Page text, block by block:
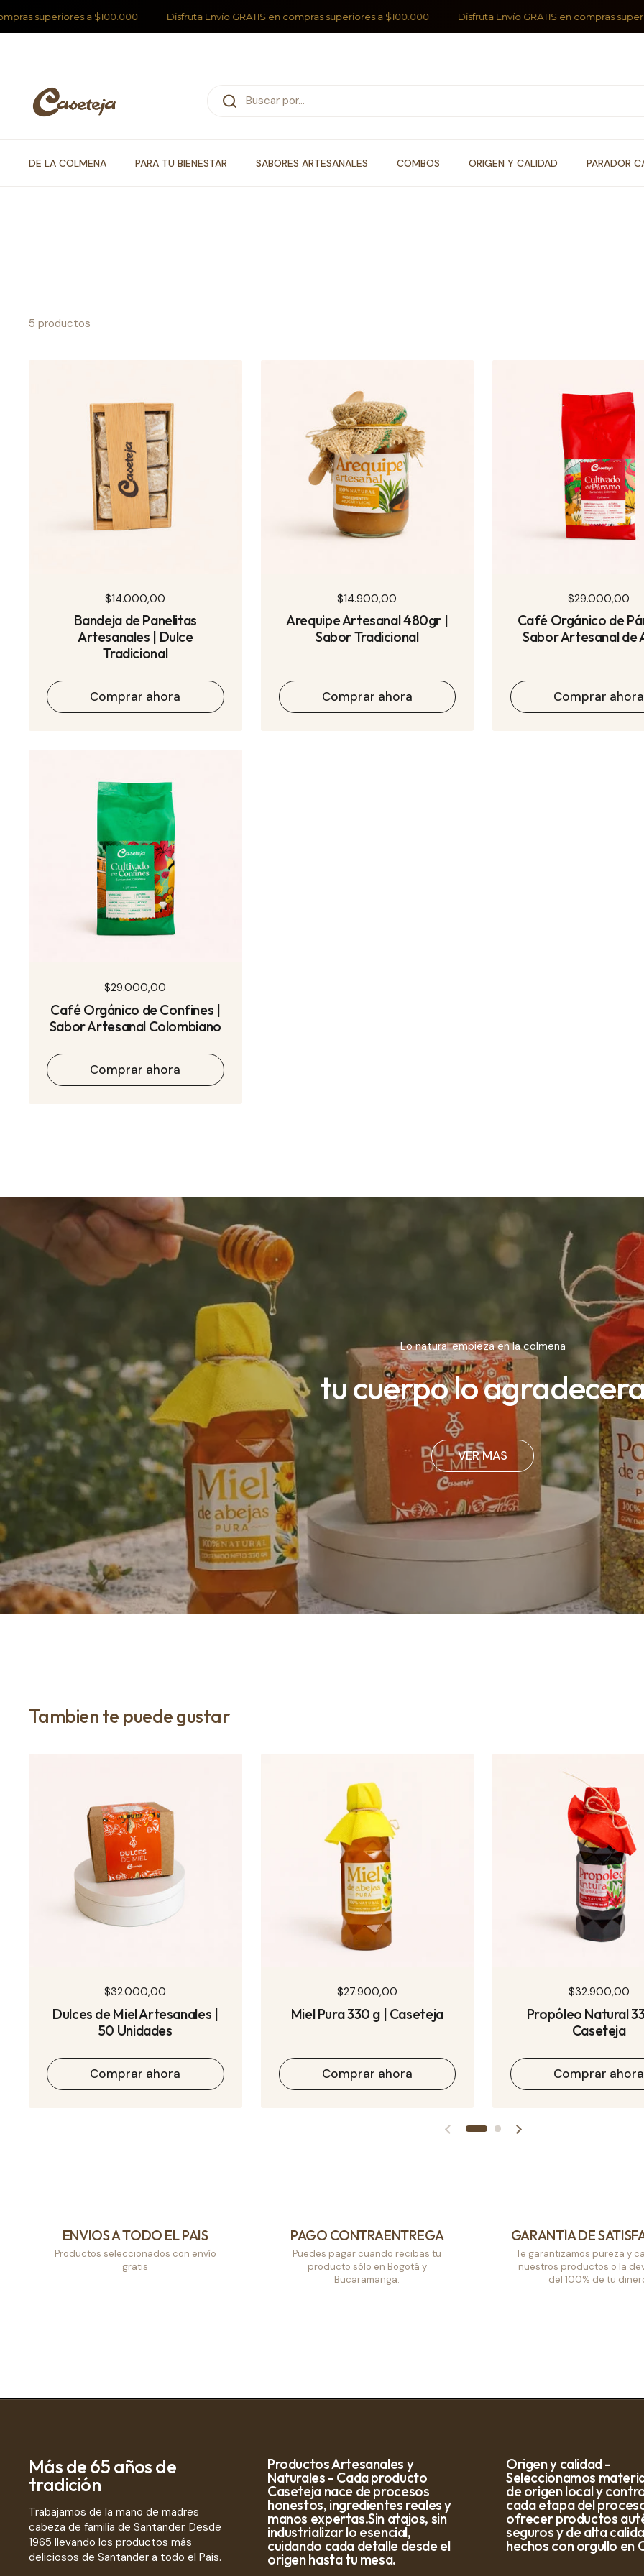
superiores a $100.000 Disfruta Envío GRATIS en compras superiores a $100.000 Disfruta Envío GRATIS en compras superiores
DE LA COLMENA PARA TU BIENESTAR SABORES ARTESANALES COMBOS ORIGEN Y CALIDAD PARADOR
5 productos
Precio normal
$14.000,00
Bandeja de Panelitas
Artesanales | Dulce
Tradicional
Comprar ahora
Precio normal
$14.900,00
Arequipe Artesanal 480gr |
Sabor Tradicional
Comprar ahora
Precio normal
$29.000,00
Café Orgánico de
Sabor Artesanal de
Comprar ahora
Precio normal
$29.000,00
Café Orgánico de Confines |
Sabor Artesanal Colombiano
Comprar ahora
Lo natural empieza en la colmena
tu cuerpo lo
VER MAS
Tambien te puede gustar
Precio normal
$32.000,00
Dulces de Miel Artesanales |
50 Unidades
Comprar ahora
Precio normal
$27.900,00
Miel Pura 330 g | Caseteja
Comprar ahora
Precio normal
$32.900,00
Propóleo Natural
Caseteja
Comprar ahora
Diapositiva anteriorSiguiente diapositiva
ENVIOS A TODO EL PAIS
Productos seleccionados con envío
gratis
PAGO CONTRAENTREGA
Puedes pagar cuando recibas tu
producto sólo en Bogotá y
Bucaramanga.
GARANTÍA DE
Te garantizamos pureza y
nuestros productos o la
del 100% de tu
Más de 65 años de
tradición
Trabajamos de la mano de madres
cabeza de familia de Santander. Desde
1965 llevando los productos más
deliciosos de Santander a todo el País.
Productos Artesanales y
Naturales - Cada producto
Caseteja nace de procesos
honestos, ingredientes reales y
manos expertas.Sin atajos, sin
industrializar lo esencial,
cuidando cada detalle desde el
origen hasta tu mesa.
Origen y calidad -
Seleccionamos
de origen local y
cada etapa del
ofrecer productos
seguros y de alta
hechos con orgullo en